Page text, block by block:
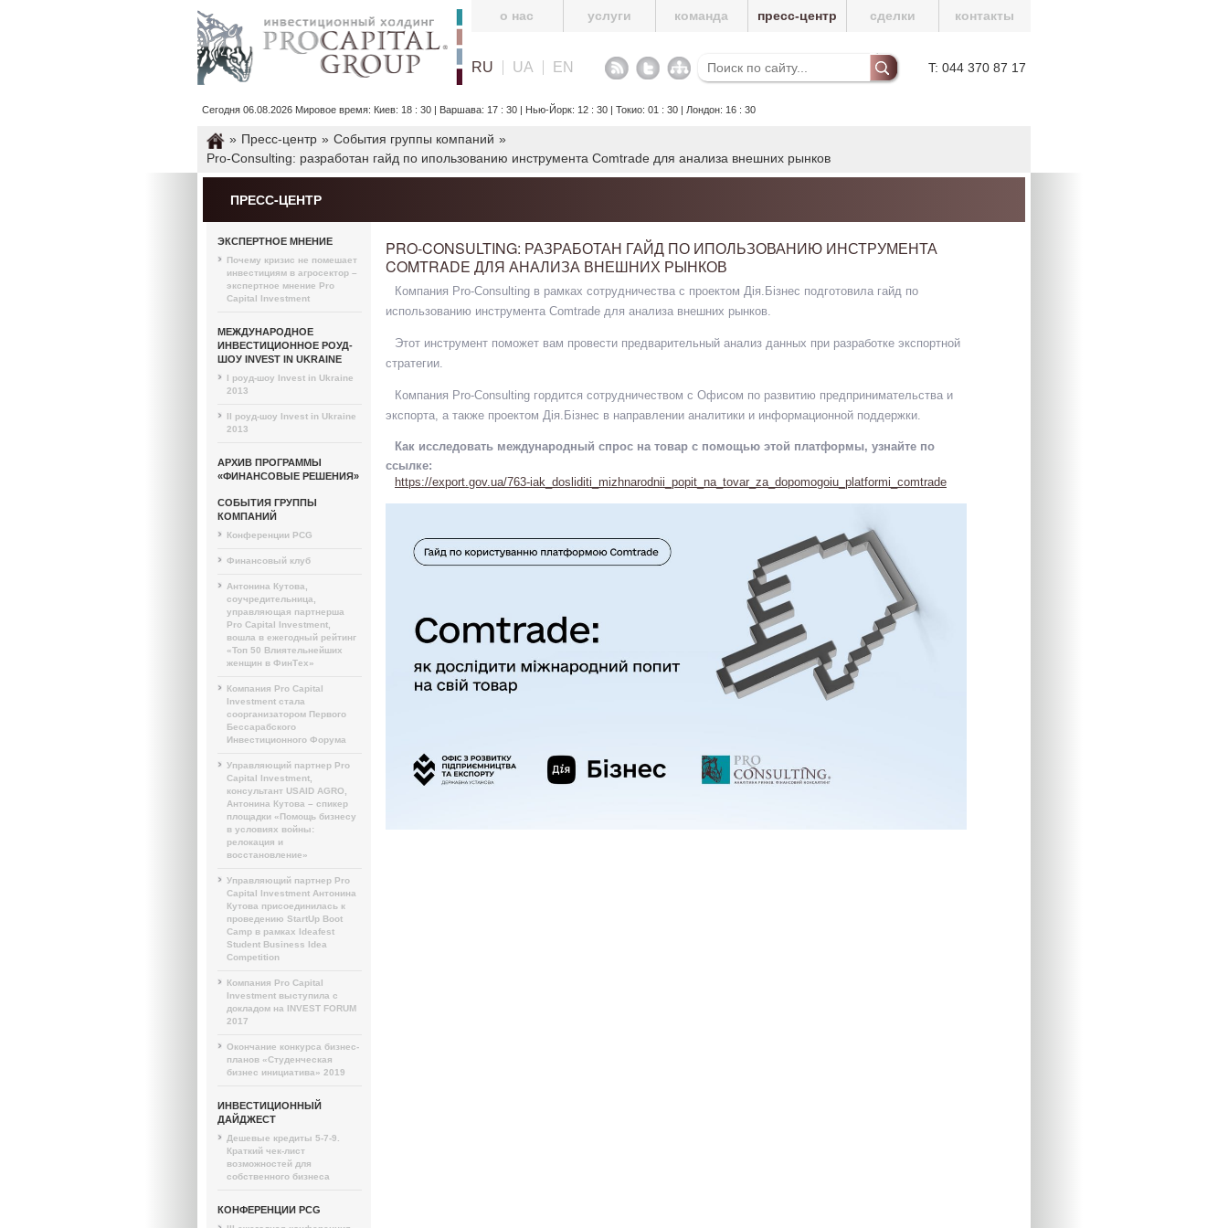
о нас услуги команда пресс-центр сделки контакты
RU UA EN T: 044 370 87 17
Сегодня 06.08.2026 Мировое время: Киев: 18 : 30 | Варшава: 17 : 30 | Нью-Йорк: 12 : 30 | Токио: 01 : 30 | Лондон: 16 : 30
» Пресс-центр » События группы компаний »
Pro-Consulting: разработан гайд по ипользованию инструмента Comtrade для анализа внешних рынков
ПРЕСС-ЦЕНТР
ЭКСПЕРТНОЕ МНЕНИЕ
Почему кризис не помешает
инвестициям в агросектор –
экспертное мнение Pro
Capital Investment
МЕЖДУНАРОДНОЕ
ИНВЕСТИЦИОННОЕ РОУД-
ШОУ INVEST IN UKRAINE
I роуд-шоу Invest in Ukraine
2013
II роуд-шоу Invest in Ukraine
2013
АРХИВ ПРОГРАММЫ
«ФИНАНСОВЫЕ РЕШЕНИЯ»
СОБЫТИЯ ГРУППЫ
КОМПАНИЙ
Конференции PCG
Финансовый клуб
Антонина Кутова,
соучредительница,
управляющая партнерша
Pro Capital Investment,
вошла в ежегодный рейтинг
«Топ 50 Влиятельнейших
женщин в ФинТех»
Компания Pro Capital
Investment стала
соорганизатором Первого
Бессарабского
Инвестиционного Форума
Управляющий партнер Pro
Capital Investment,
консультант USAID AGRO,
Антонина Кутова – спикер
площадки «Помощь бизнесу
в условиях войны:
релокация и
восстановление»
Управляющий партнер Pro
Capital Investment Антонина
Кутова присоединилась к
проведению StartUp Boot
Camp в рамках Ideafest
Student Business Idea
Competition
Компания Pro Capital
Investment выступила с
докладом на INVEST FORUM
2017
Окончание конкурса бизнес-
планов «Студенческая
бизнес инициатива» 2019
ИНВЕСТИЦИОННЫЙ
ДАЙДЖЕСТ
Дешевые кредиты 5-7-9.
Краткий чек-лист
возможностей для
собственного бизнеса
КОНФЕРЕНЦИИ PCG
PRO-CONSULTING: РАЗРАБОТАН ГАЙД ПО ИПОЛЬЗОВАНИЮ ИНСТРУМЕНТА
COMTRADE ДЛЯ АНАЛИЗА ВНЕШНИХ РЫНКОВ
Компания Pro-Consulting в рамках сотрудничества с проектом Дія.Бізнес подготовила гайд по
использованию инструмента Comtrade для анализа внешних рынков.
Этот инструмент поможет вам провести предварительный анализ данных при разработке экспортной
стратегии.
Компания Pro-Consulting гордится сотрудничеством с Офисом по развитию предпринимательства и
экспорта, а также проектом Дія.Бізнес в направлении аналитики и информационной поддержки.
Как исследовать международный спрос на товар с помощью этой платформы, узнайте по
ссылке:
https://export.gov.ua/763-iak_dosliditi_mizhnarodnii_popit_na_tovar_za_dopomogoiu_platformi_comtrade